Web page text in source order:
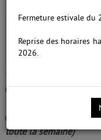
/5
0avis
Le 07/
À
toute la semaine)
Fermeture estivale
Reprise des horaires
2026.